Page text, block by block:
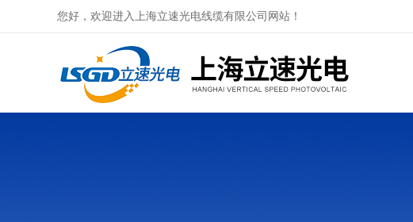
您好，欢迎进入上海立速光电线缆有限公司网站！